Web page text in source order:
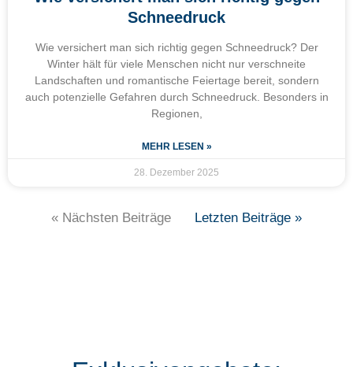
Schneedruck
Wie versichert man sich richtig gegen Schneedruck? Der
Winter hält für viele Menschen nicht nur verschneite
Landschaften und romantische Feiertage bereit, sondern
auch potenzielle Gefahren durch Schneedruck. Besonders in
Regionen,
MEHR LESEN »
28. Dezember 2025
« Nächsten Beiträge Letzten Beiträge »